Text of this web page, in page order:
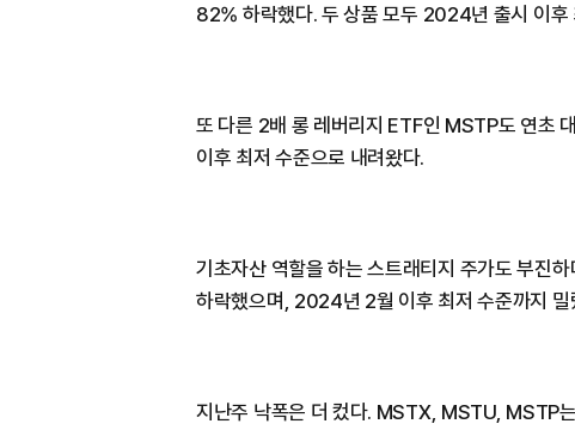
82% 하락했다. 두 상품 모두 2024년 출시 이후
또 다른 2배 롱 레버리지 ETF인 MSTP도 연초
이후 최저 수준으로 내려왔다.
기초자산 역할을 하는 스트래티지 주가도 부진
하락했으며, 2024년 2월 이후 최저 수준까지 밀
지난주 낙폭은 더 컸다. MSTX, MSTU, MSTP